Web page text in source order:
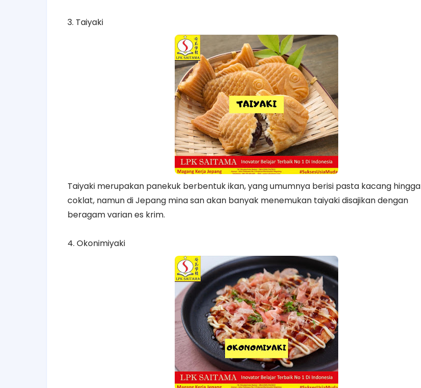
3. Taiyaki
Taiyaki merupakan panekuk berbentuk ikan, yang umumnya berisi pasta kacang hingga
coklat, namun di Jepang mina san akan banyak menemukan taiyaki disajikan dengan
beragam varian es krim.
4. Okonimiyaki